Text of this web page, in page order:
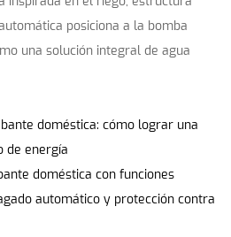
posiciona a la bomba
una solución integral de agua
doméstica: cómo lograr una
de energía
doméstica con funciones
automático y protección contra